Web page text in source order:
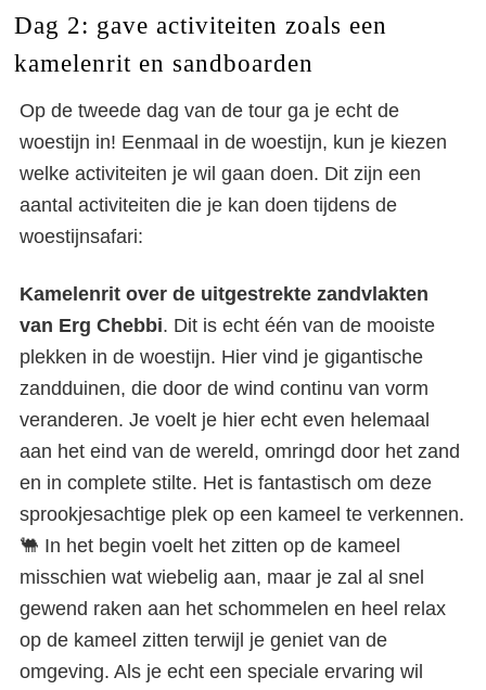
Dag 2: gave activiteiten zoals een
kamelenrit en sandboarden
Op de tweede dag van de tour ga je echt de
woestijn in! Eenmaal in de woestijn, kun je kiezen
welke activiteiten je wil gaan doen. Dit zijn een
aantal activiteiten die je kan doen tijdens de
woestijnsafari:
Kamelenrit over de uitgestrekte zandvlakten
van Erg Chebbi. Dit is echt één van de mooiste
plekken in de woestijn. Hier vind je gigantische
zandduinen, die door de wind continu van vorm
veranderen. Je voelt je hier echt even helemaal
aan het eind van de wereld, omringd door het zand
en in complete stilte. Het is fantastisch om deze
sprookjesachtige plek op een kameel te verkennen.
🐫 In het begin voelt het zitten op de kameel
misschien wat wiebelig aan, maar je zal al snel
gewend raken aan het schommelen en heel relax
op de kameel zitten terwijl je geniet van de
omgeving. Als je echt een speciale ervaring wil